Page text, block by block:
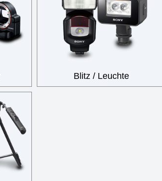
Blitz / Leuchte